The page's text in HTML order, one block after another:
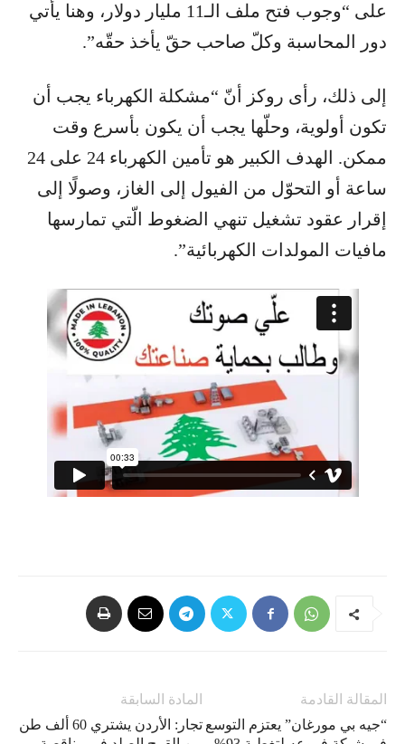
على “وجوب فتح ملف الـ11 مليار دولار، وهنا يأتي
دور المحاسبة وكلّ صاحب حقّ يأخذ حقّه”.
إلى ذلك، رأى روكز أنّ “مشكلة الكهرباء يجب أن
تكون أولوية، وحلّها يجب أن يكون بأسرع وقت
ممكن. الهدف الكبير هو تأمين الكهرباء 24 على 24
ساعة أو التحوّل من الفيول إلى الغاز، وصولًا إلى
إقرار عقود تشغيل تنهي الضغوط الّتي تمارسها
مافيات المولدات الكهربائية”.
المادة السابقة
تجار: الأردن يشتري 60 ألف طن
المقالة القادمة
“جيه بي مورغان” يعتزم التوسع